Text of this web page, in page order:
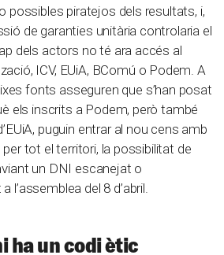
possibles piratejos dels resultats, i,
de garanties unitària controlaria el
dels actors no té ara accés al
ICV, EUiA, BComú o Podem. A
fonts asseguren que s’han posat
els inscrits a Podem, però també
puguin entrar al nou cens amb
tot el territori, la possibilitat de
un DNI escanejat o
del 8 d’abril.
ha un codi ètic